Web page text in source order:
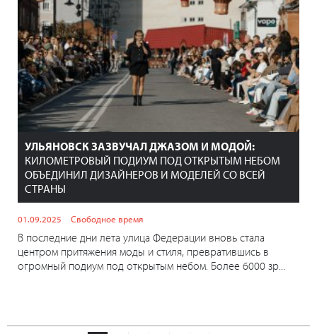
УЛЬЯНОВСК ЗАЗВУЧАЛ ДЖАЗОМ И МОДОЙ:
КИЛОМЕТРОВЫЙ ПОДИУМ ПОД ОТКРЫТЫМ НЕБОМ
ОБЪЕДИНИЛ ДИЗАЙНЕРОВ И МОДЕЛЕЙ СО ВСЕЙ
СТРАНЫ
01.09.2025 Свободное время
В последние дни лета улица Федерации вновь стала
центром притяжения моды и стиля, превратившись в
огромный подиум под открытым небом. Более 6000 зр...